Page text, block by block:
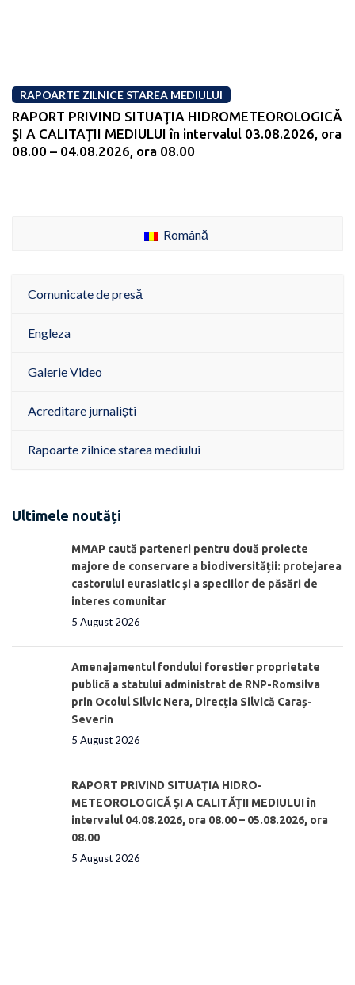
RAPOARTE ZILNICE STAREA MEDIULUI
RAPORT PRIVIND SITUAŢIA HIDROMETEOROLOGICĂ
ŞI A CALITAŢII MEDIULUI în intervalul 03.08.2026, ora
08.00 – 04.08.2026, ora 08.00
Română
Comunicate de presă
Engleza
Galerie Video
Acreditare jurnaliști
Rapoarte zilnice starea mediului
Ultimele noutăți
MMAP caută parteneri pentru două proiecte
majore de conservare a biodiversității: protejarea
castorului eurasiatic și a speciilor de păsări de
interes comunitar
5 August 2026
Amenajamentul fondului forestier proprietate
publică a statului administrat de RNP-Romsilva
prin Ocolul Silvic Nera, Direcția Silvică Caraș-
Severin
5 August 2026
RAPORT PRIVIND SITUAŢIA HIDRO-
METEOROLOGICĂ ŞI A CALITĂŢII MEDIULUI în
intervalul 04.08.2026, ora 08.00 – 05.08.2026, ora
08.00
5 August 2026